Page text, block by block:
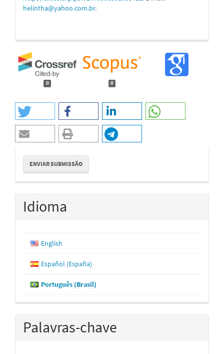
helintha@yahoo.com.br.
0 0
Enviar
Submissão
ENVIAR SUBMISSÃO
Idioma
English
Español (España)
Português (Brasil)
Palavras-chave